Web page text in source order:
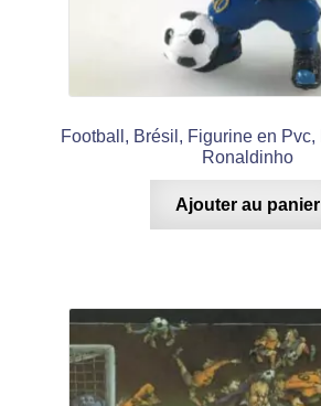
Football, Brésil, Figurine en Pvc,
Ronaldinho
Ajouter au panier